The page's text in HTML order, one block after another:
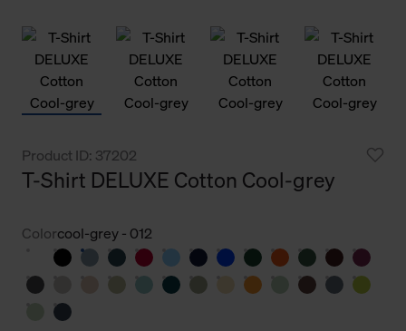
Product ID: 37202
T-Shirt DELUXE Cotton Cool-grey
Colorcool-grey - 012